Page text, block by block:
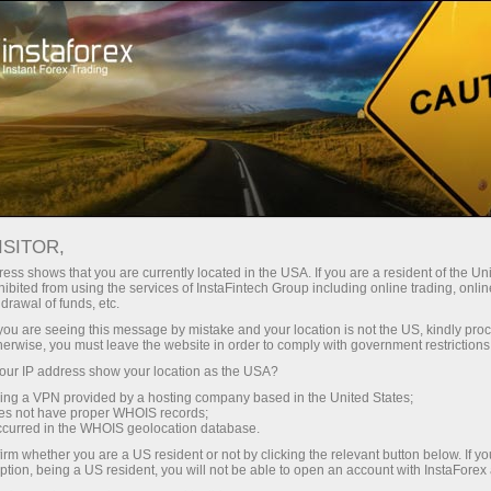
Untuk Trader Analisis Forex
InstaForex TV
Acara TV InstaForex
Acara TV InstaForex
The TV events section offers you up-to-date
reportages showing the life outside the trading
platform.
shows that you are currently located in the USA. If you are a resident of the
from using the services of InstaFintech Group including online trading,
of funds, etc.
are seeing this message by mistake and your location is not the US, kindly
you must leave the website in order to comply with government
IP address show your location as the USA?
a VPN provided by a hosting company based in the United States;
not have proper WHOIS records;
in the WHOIS geolocation database.
whether you are a US resident or not by clicking the relevant button below. If
being a US resident, you will not be able to open an account with InstaForex